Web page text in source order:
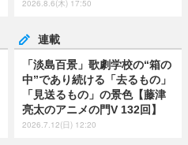
2026.8.6(木) 17:50
連載
「淡島百景」歌劇学校の“箱の
中”であり続ける「去るもの」
「見送るもの」の景色【藤津
亮太のアニメの門V 132回】
2026.7.12(日) 12:20